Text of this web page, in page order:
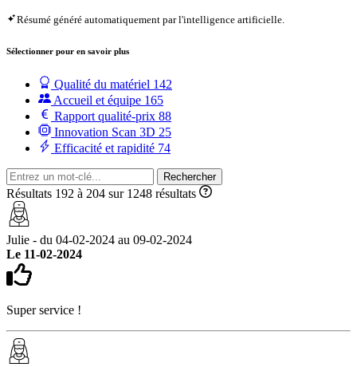
Résumé généré automatiquement par l'intelligence artificielle.
Sélectionner pour en savoir plus
Qualité du matériel 142
Accueil et équipe 165
Rapport qualité-prix 88
Innovation Scan 3D 25
Efficacité et rapidité 74
Rechercher
Résultats 192 à 204 sur 1248 résultats
Julie - du 04-02-2024 au 09-02-2024
Le 11-02-2024
Super service !